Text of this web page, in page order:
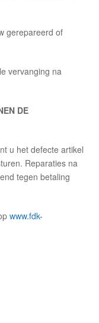
gerepareerd of
vervanging na
DE
u het defecte artikel
Reparaties na
tegen betaling
www.fdk-